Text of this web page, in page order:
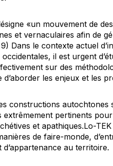
«un mouvement de
et vernaculaires afin de
Dans le contexte actuel
occidentales, il est urgent
sur des
d’aborder les enjeux et les
constructions autochtones
extrêmement pertinents
et apathiques.Lo-
de faire-monde,
d’appartenance au territoire.